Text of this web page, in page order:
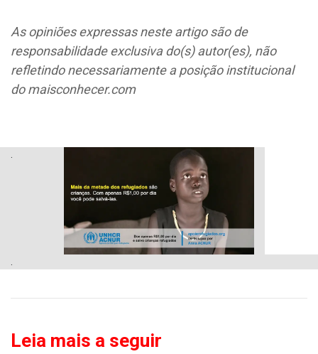
As opiniões expressas neste artigo são de
responsabilidade exclusiva do(s) autor(es), não
refletindo necessariamente a posição institucional
do maisconhecer.com
Leia mais a seguir